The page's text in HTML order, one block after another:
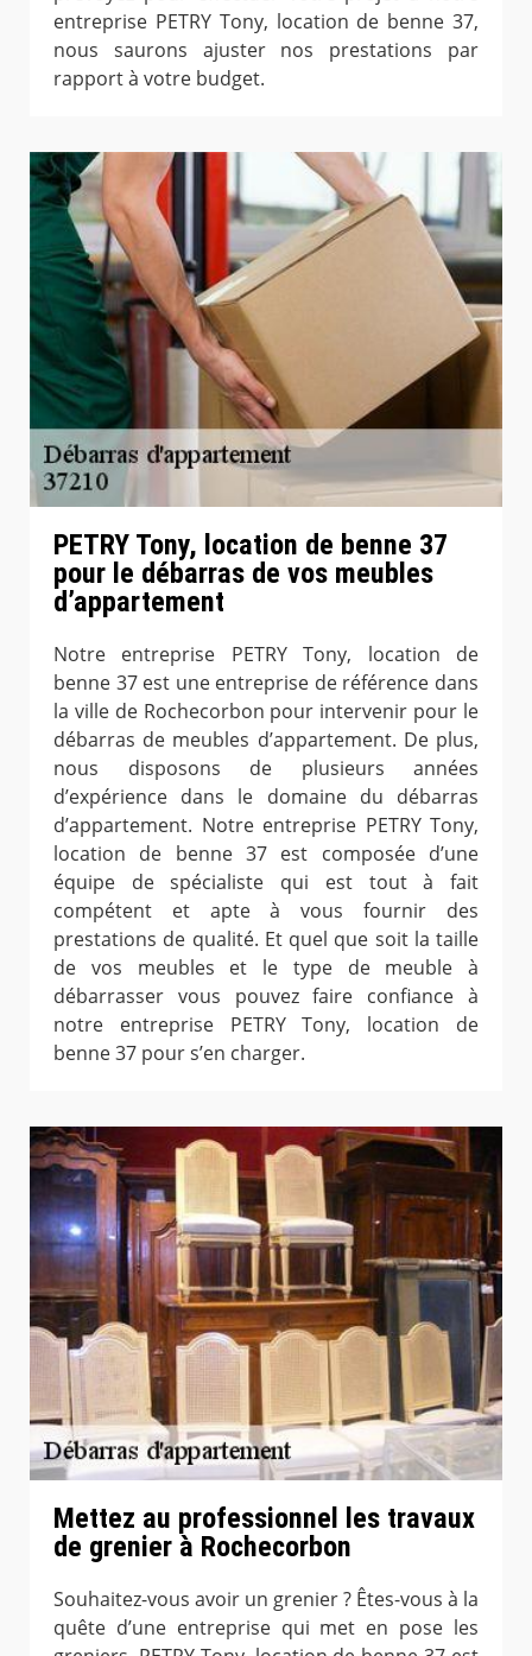
entreprise PETRY Tony, location de benne 37,
nous saurons ajuster nos prestations par
rapport à votre budget.
PETRY Tony, location de benne 37
pour le débarras de vos meubles
d’appartement
Notre entreprise PETRY Tony, location de
benne 37 est une entreprise de référence dans
la ville de Rochecorbon pour intervenir pour le
débarras de meubles d’appartement. De plus,
nous disposons de plusieurs années
d’expérience dans le domaine du débarras
d’appartement. Notre entreprise PETRY Tony,
location de benne 37 est composée d’une
équipe de spécialiste qui est tout à fait
compétent et apte à vous fournir des
prestations de qualité. Et quel que soit la taille
de vos meubles et le type de meuble à
débarrasser vous pouvez faire confiance à
notre entreprise PETRY Tony, location de
benne 37 pour s’en charger.
Mettez au professionnel les travaux
de grenier à Rochecorbon
Souhaitez-vous avoir un grenier ? Êtes-vous à la
quête d’une entreprise qui met en pose les